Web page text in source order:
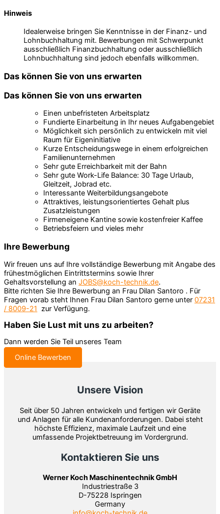
Hinweis
Idealerweise bringen Sie Kenntnisse in der Finanz- und
Lohnbuchhaltung mit. Bewerbungen mit Schwerpunkt
ausschließlich Finanzbuchhaltung oder ausschließlich
Lohnbuchhaltung sind jedoch ebenfalls willkommen.
Das können Sie von uns erwarten
Das können Sie von uns erwarten
Einen unbefristeten Arbeitsplatz
Fundierte Einarbeitung in Ihr neues Aufgabengebiet
Möglichkeit sich persönlich zu entwickeln mit viel
Raum für Eigeninitiative
Kurze Entscheidungswege in einem erfolgreichen
Familienunternehmen
Sehr gute Erreichbarkeit mit der Bahn
Sehr gute Work-Life Balance: 30 Tage Urlaub,
Gleitzeit, Jobrad etc.
Interessante Weiterbildungsangebote
Attraktives, leistungsorientiertes Gehalt plus
Zusatzleistungen
Firmeneigene Kantine sowie kostenfreier Kaffee
Betriebsfeiern und vieles mehr
Ihre Bewerbung
Wir freuen uns auf Ihre vollständige Bewerbung mit Angabe des
frühestmöglichen Eintrittstermins sowie Ihrer
Gehaltsvorstellung an JOBS@koch-technik.de.
Bitte richten Sie Ihre Bewerbung an Frau Dilan Santoro . Für
Fragen vorab steht Ihnen Frau Dilan Santoro gerne unter 07231
/ 8009-21 zur Verfügung.
Haben Sie Lust mit uns zu arbeiten?
Dann werden Sie Teil unseres Team
Online Bewerben
Unsere Vision
Seit über 50 Jahren entwickeln und fertigen wir Geräte
und Anlagen für alle Kundenanforderungen. Dabei steht
höchste Effizienz, maximale Laufzeit und eine
umfassende Projektbetreuung im Vordergrund.
Kontaktieren Sie uns
Werner Koch Maschinentechnik GmbH
Industriestraße 3
D-75228 Ispringen
Germany